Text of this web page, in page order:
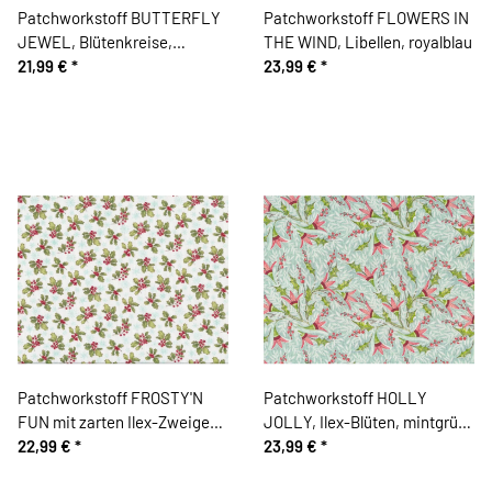
Patchworkstoff BUTTERFLY
JEWEL, Blütenkreise,
fuchsia-gold
21,99 € *
Patchworkstoff FLOWERS IN
THE WIND, Libellen, royalblau
23,99 € *
Patchworkstoff FROSTY'N
FUN mit zarten Ilex-Zweigen,
hellgrün-rot-weiß
22,99 € *
Patchworkstoff HOLLY
JOLLY, Ilex-Blüten, mintgrün,
Cori Dantini
23,99 € *